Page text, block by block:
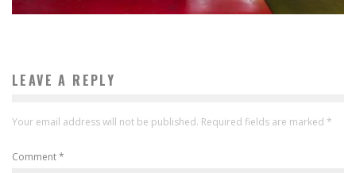
LEAVE A REPLY
Your email address will not be published. Required fields are marked *
Comment*